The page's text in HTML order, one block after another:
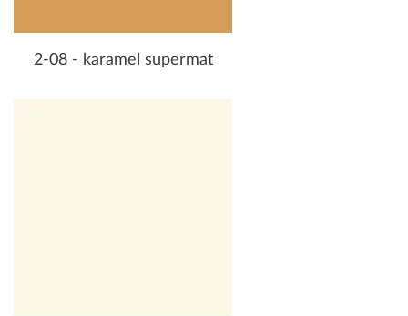
2-08 - karamel supermat